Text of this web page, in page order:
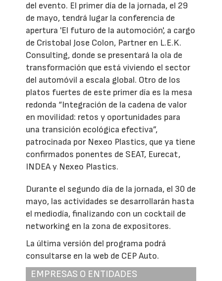
del evento. El primer día de la jornada, el 29
de mayo, tendrá lugar la conferencia de
apertura 'El futuro de la automoción', a cargo
de Cristobal Jose Colon, Partner en L.E.K.
Consulting, donde se presentará la ola de
transformación que está viviendo el sector
del automóvil a escala global. Otro de los
platos fuertes de este primer día es la mesa
redonda “Integración de la cadena de valor
en movilidad: retos y oportunidades para
una transición ecológica efectiva”,
patrocinada por Nexeo Plastics, que ya tiene
confirmados ponentes de SEAT, Eurecat,
INDEA y Nexeo Plastics.
Durante el segundo día de la jornada, el 30 de
mayo, las actividades se desarrollarán hasta
el mediodía, finalizando con un cocktail de
networking en la zona de expositores.
La última versión del programa podrá
consultarse en la web de CEP Auto.
EMPRESAS O ENTIDADES